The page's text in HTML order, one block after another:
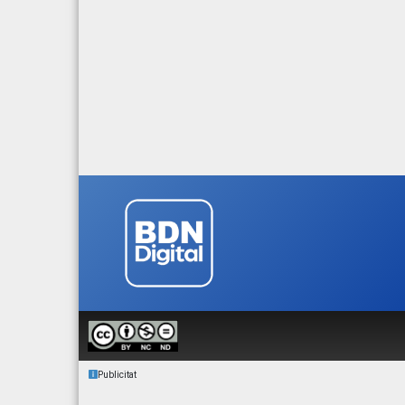
Publicitat